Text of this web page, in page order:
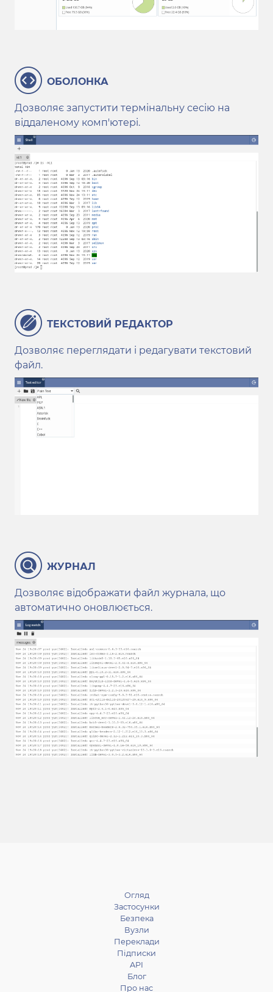
ОБОЛОНКА
Дозволяє запустити термінальну сесію на
віддаленому комп'ютері.
ТЕКСТОВИЙ РЕДАКТОР
Дозволяє переглядати і редагувати текстовий
файл.
ЖУРНАЛ
Дозволяє відображати файл журнала, що
автоматично оновлюється.
Огляд
Застосунки
Безпека
Вузли
Переклади
Підписки
API
Блог
Про нас